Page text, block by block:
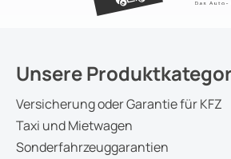
Unsere
Versicherung oder Garantie für KFZ
Taxi und Mietwagen
Sonderfahrzeuggarantien